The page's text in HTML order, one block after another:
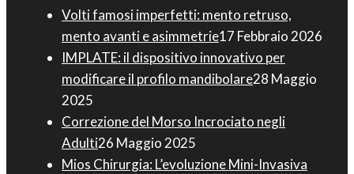
Volti famosi imperfetti: mento retruso,
mento avanti e asimmetrie17 Febbraio 2026
IMPLATE: il dispositivo innovativo per
modificare il profilo mandibolare28 Maggio
2025
Correzione del Morso Incrociato negli
Adulti26 Maggio 2025
Mios Chirurgia : L’evoluzione Mini-Invasiva